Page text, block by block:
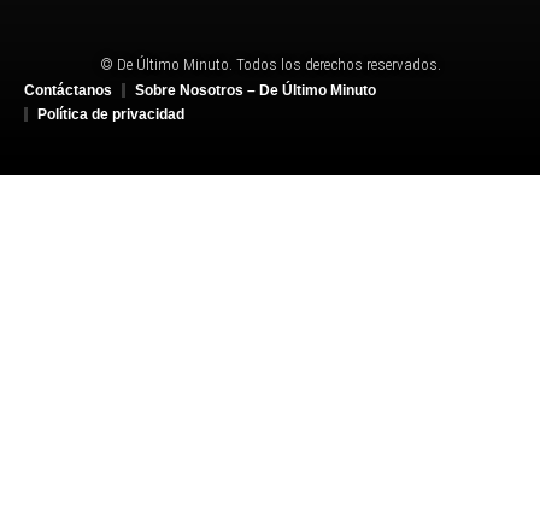
© De Último Minuto. Todos los derechos reservados.
Contáctanos
Sobre Nosotros – De Último Minuto
Política de privacidad